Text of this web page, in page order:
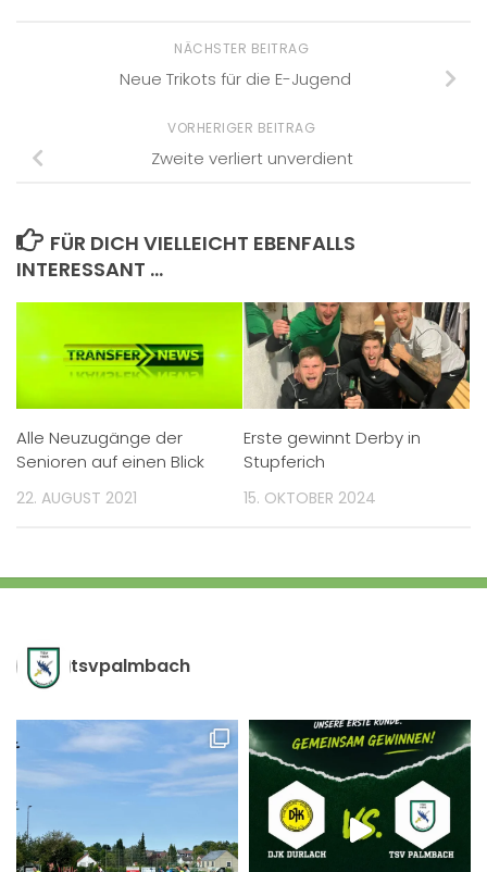
NÄCHSTER BEITRAG
Neue Trikots für die E-Jugend
VORHERIGER BEITRAG
Zweite verliert unverdient
FÜR DICH VIELLEICHT EBENFALLS
INTERESSANT …
Alle Neuzugänge der
Senioren auf einen Blick
22. AUGUST 2021
Erste gewinnt Derby in
Stupferich
15. OKTOBER 2024
tsvpalmbach